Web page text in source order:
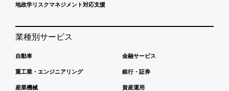
地政学リスクマネジメント対応支援
業種別サービス
自動車
重工業・エンジニアリング
産業機械
金融サービス
銀行・証券
資産運用